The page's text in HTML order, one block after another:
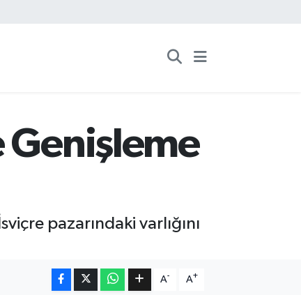
Genişleme
pazarındaki varlığını
A- A+